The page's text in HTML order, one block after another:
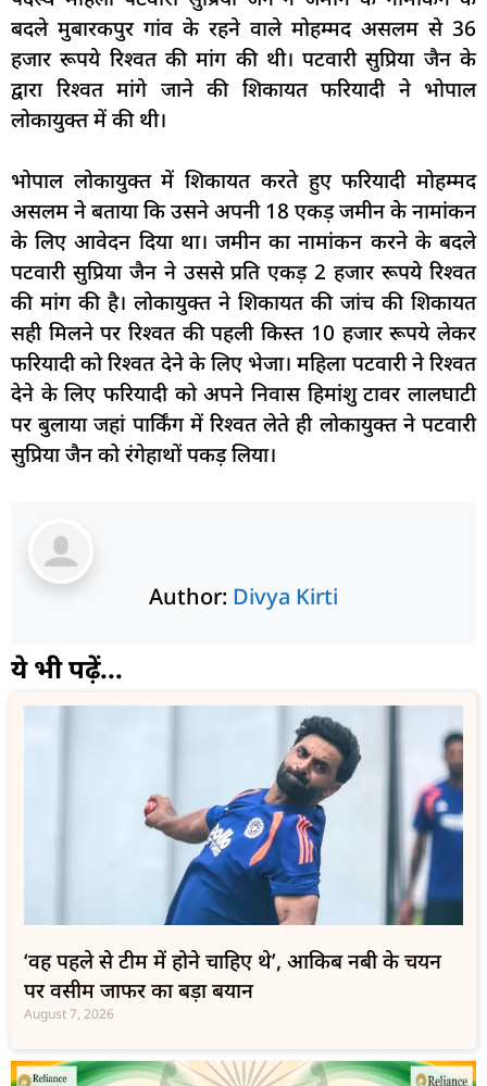
बदले मुबारकपुर गांव के रहने वाले मोहम्मद असलम से 36
हजार रूपये रिश्वत की मांग की थी। पटवारी सुप्रिया जैन के
द्वारा रिश्वत मांगे जाने की शिकायत फरियादी ने भोपाल
लोकायुक्त में की थी।
भोपाल लोकायुक्त में शिकायत करते हुए फरियादी मोहम्मद
असलम ने बताया कि उसने अपनी 18 एकड़ जमीन के नामांकन
के लिए आवेदन दिया था। जमीन का नामांकन करने के बदले
पटवारी सुप्रिया जैन ने उससे प्रति एकड़ 2 हजार रूपये रिश्वत
की मांग की है। लोकायुक्त ने शिकायत की जांच की शिकायत
सही मिलने पर रिश्वत की पहली किस्त 10 हजार रूपये लेकर
फरियादी को रिश्वत देने के लिए भेजा। महिला पटवारी ने रिश्वत
देने के लिए फरियादी को अपने निवास हिमांशु टावर लालघाटी
पर बुलाया जहां पार्किंग में रिश्वत लेते ही लोकायुक्त ने पटवारी
सुप्रिया जैन को रंगेहाथों पकड़ लिया।
Author: Divya Kirti
ये भी पढ़ें...
‘वह पहले से टीम में होने चाहिए थे’, आकिब नबी के चयन
पर वसीम जाफर का बड़ा बयान
August 7, 2026